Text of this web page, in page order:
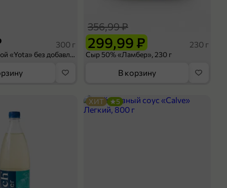
300 г
Йогурт питьевой «Yota» без добавления сахара, 300 г
299,99 ₽
356,99 ₽
230 г
Сыр 50% «Ламбер», 230 г
В корзину
ХИТ 5